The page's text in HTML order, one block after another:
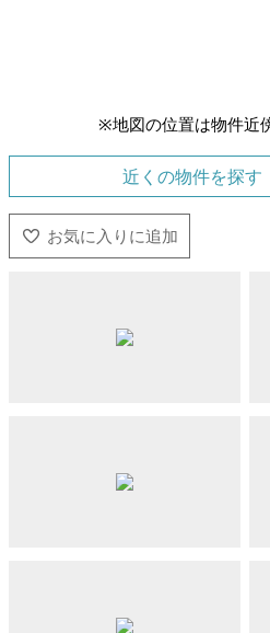
※地図の位置は物件近
近くの物件を探す